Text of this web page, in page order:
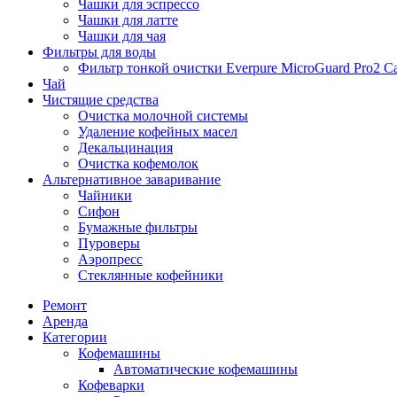
Чашки для эспрессо
Чашки для латте
Чашки для чая
Фильтры для воды
Фильтр тонкой очистки Everpure MicroGuard Pro2
Чай
Чистящие средства
Очистка молочной системы
Удаление кофейных масел
Декальцинация
Очистка кофемолок
Альтернативное заваривание
Чайники
Сифон
Бумажные фильтры
Пуроверы
Аэропресс
Стеклянные кофейники
Ремонт
Аренда
Категории
Кофемашины
Автоматические кофемашины
Кофеварки